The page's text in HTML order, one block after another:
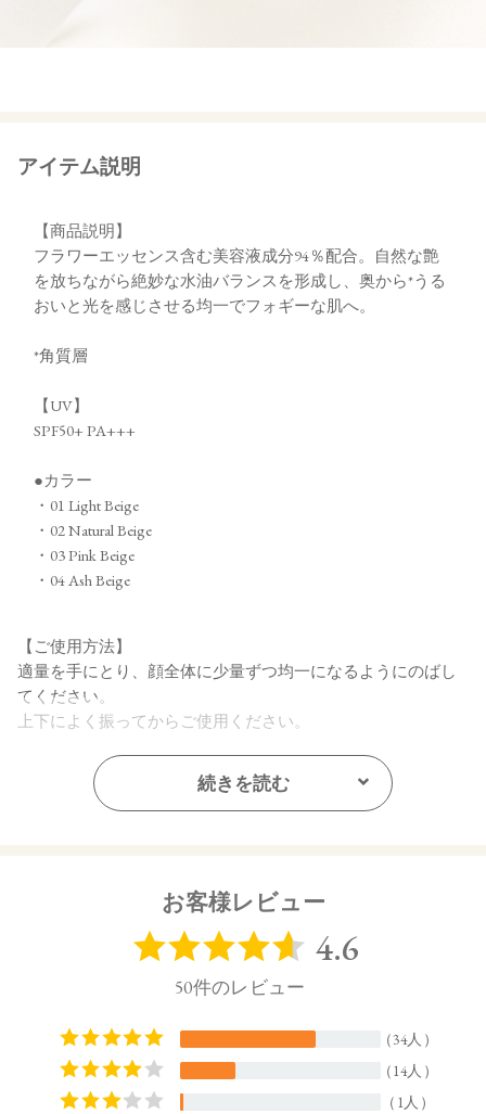
アイテム説明
【商品説明】
フラワーエッセンス含む美容液成分94％配合。自然な艶
を放ちながら絶妙な水油バランスを形成し、奥から*うる
おいと光を感じさせる均一でフォギーな肌へ。
*角質層
【UV】
SPF50+ PA+++
●カラー
・01 Light Beige
・02 Natural Beige
・03 Pink Beige
・04 Ash Beige
【ご使用方法】
適量を手にとり、顔全体に少量ずつ均一になるようにのばし
てください。
上下によく振ってからご使用ください。
【内容量】
水、ラウリン酸メチルヘプチル、酸化チタン、エタノール、
リン酸亜鉛、オプンチアフィクスインジカ種子油、ヒマワリ
アオイ花エキス、アカツメクサ花エキス、ハマナス花エキ
ンダー油、ベルガモット果皮油、ニオイテンジクアオイ油、
アオモジ果実油、イランイラン花油、トコフェロール、セス
キイソステアリン酸ソルビタン、ペンタイソステアリン酸ポ
続きを読む
お客様レビュー